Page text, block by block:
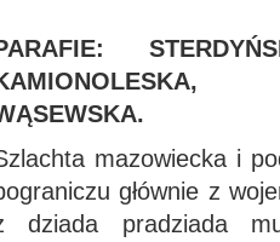
mazowiecka i
głównie z
dziada pradziada